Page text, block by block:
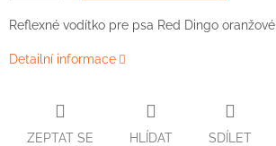
Reflexné vodítko pre psa Red Dingo oranžové
Detailní informace
ZEPTAT SE HLÍDAT SDÍLET